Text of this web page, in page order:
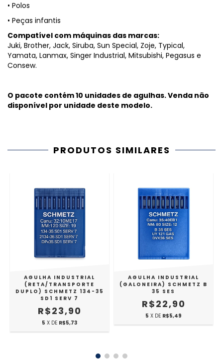
• Polos
• Peças infantis
Compatível com máquinas das marcas:
Juki, Brother, Jack, Siruba, Sun Special, Zoje, Typical,
Yamata, Lanmax, Singer Industrial, Mitsubishi, Pegasus e
Consew.
O pacote contém 10 unidades de agulhas. Venda não
disponível por unidade deste modelo.
PRODUTOS SIMILARES
AGULHA INDUSTRIAL
(RETA/TRANSPORTE
DUPLO) SCHMETZ 134-35
SD1 SERV 7
R$23,90
5 X DE R$5,73
AGULHA INDUSTRIAL
(GALONEIRA) SCHMETZ B
35 SES
R$22,90
5 X DE R$5,49